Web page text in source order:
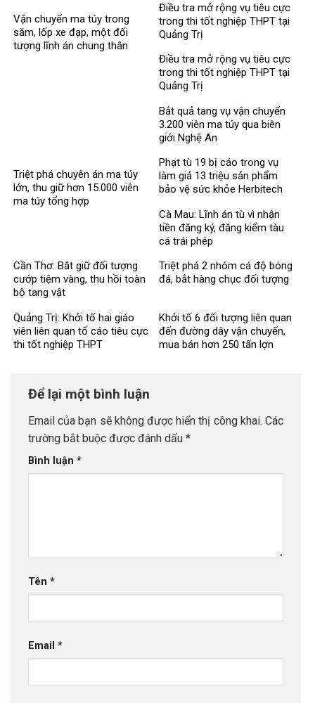
Vận chuyển ma túy trong
săm, lốp xe đạp, một đối
tượng lĩnh án chung thân
Điều tra mở rộng vụ tiêu cực
trong thi tốt nghiệp THPT tại
Quảng Trị
Điều tra mở rộng vụ tiêu cực
trong thi tốt nghiệp THPT tại
Quảng Trị
Triệt phá chuyên án ma túy
lớn, thu giữ hơn 15.000 viên
ma túy tổng hợp
Bắt quả tang vụ vận chuyển
3.200 viên ma túy qua biên
giới Nghệ An
Phạt tù 19 bị cáo trong vụ
làm giả 13 triệu sản phẩm
bảo vệ sức khỏe Herbitech
Cà Mau: Lĩnh án tù vì nhận
tiền đăng ký, đăng kiểm tàu
cá trái phép
Cần Thơ: Bắt giữ đối tượng
cướp tiệm vàng, thu hồi toàn
bộ tang vật
Triệt phá 2 nhóm cá độ bóng
đá, bắt hàng chục đối tượng
Quảng Trị: Khởi tố hai giáo
viên liên quan tố cáo tiêu cực
thi tốt nghiệp THPT
Khởi tố 6 đối tượng liên quan
đến đường dây vận chuyển,
mua bán hơn 250 tấn lợn
Để lại một bình luận
Email của bạn sẽ không được hiển thị công khai. Các
trường bắt buộc được đánh dấu *
Bình luận *
Tên *
Email *